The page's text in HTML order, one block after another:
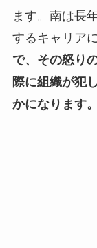
ます。南は長
するキャリア
で、その怒り
際に組織が犯
かになります。